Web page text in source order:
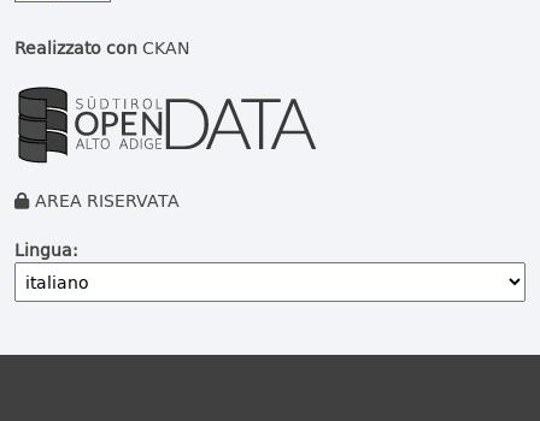
Realizzato conCKAN
AREA RISERVATA
Lingua